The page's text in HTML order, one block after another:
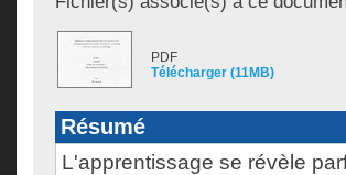
PDF
Télécharger (11MB)
Résumé
L'apprentissage se révèle